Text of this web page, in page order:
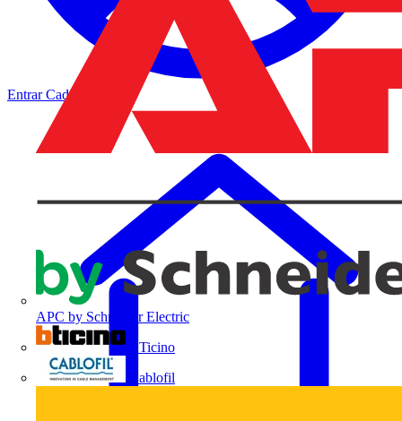
APC by Schneider Electric
BTicino
Cablofil
EntrarCadastrar